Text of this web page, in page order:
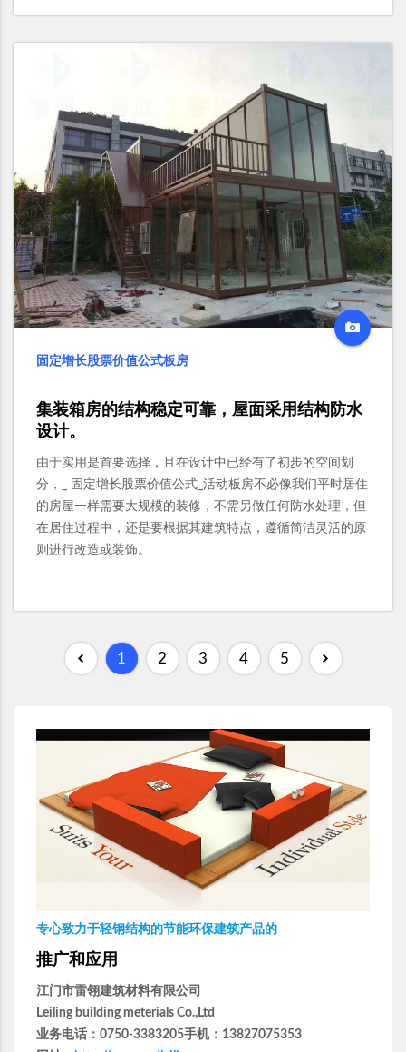
固定增长股票价值公式板房
集装箱房的结构稳定可靠，屋面采用结构防水
设计。
由于实用是首要选择，且在设计中已经有了初步的空间划
分，_ 固定增长股票价值公式_活动板房不必像我们平时居住
的房屋一样需要大规模的装修，不需另做任何防水处理，但
在居住过程中，还是要根据其建筑特点，遵循简洁灵活的原
则进行改造或装饰。
1 2 3 4 5